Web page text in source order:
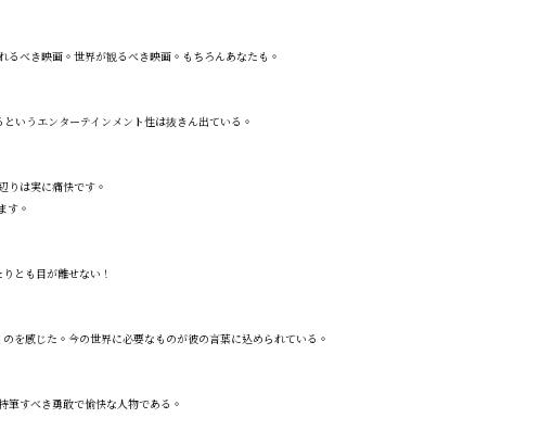
べき映画。世界が観るべき映画。もちろんあなたも。
いうエンターテインメント性は抜きん出ている。
りは実に痛快です。
す。
とも目が離せない！
を感じた。今の世界に必要なものが彼の言葉に込められている。
すべき勇敢で愉快な人物である。